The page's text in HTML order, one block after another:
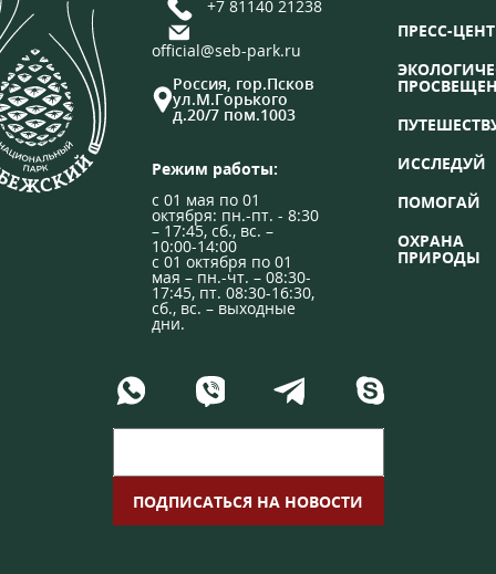
+7 81140 21238
official@seb-park.ru
Россия, гор.Псков
ул.М.Горького
д.20/7 пом.1003
Режим работы:
с 01 мая по 01
октября: пн.-пт. - 8:30
– 17:45, сб., вс. –
10:00-14:00
с 01 октября по 01
мая – пн.-чт. – 08:30-
17:45, пт. 08:30-16:30,
сб., вс. – выходные
дни.
ПРЕСС-
ИССЛЕДУЙ
ПОМОГАЙ
ОХРАНА
ПРИРОДЫ